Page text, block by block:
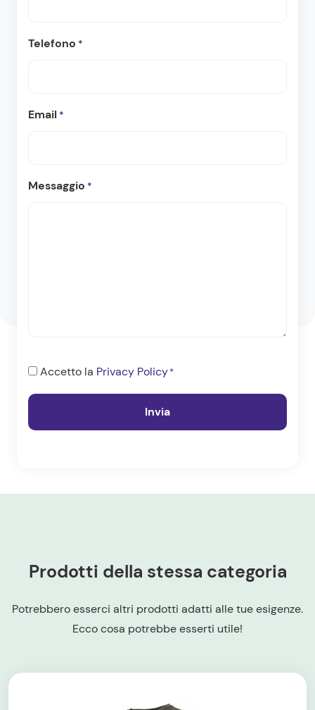
Telefono *
Email *
Messaggio *
Consenso
Accetto la Privacy Policy*
Prodotti della stessa categoria
Potrebbero esserci altri prodotti adatti alle tue esigenze.
Ecco cosa potrebbe esserti utile!